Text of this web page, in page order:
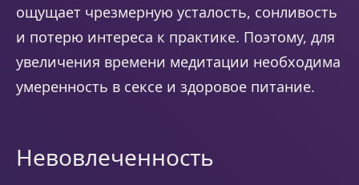
ощущает чрезмерную усталость, сонливость
и потерю интереса к практике. Поэтому, для
увеличения времени медитации необходима
умеренность в сексе и здоровое питание.
Невовлеченность